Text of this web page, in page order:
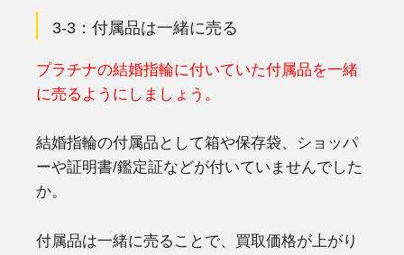
3-3：付属品は一緒に売る
プラチナの結婚指輪に付いていた付属品を一緒
に売るようにしましょう。
結婚指輪の付属品として箱や保存袋、ショッパ
ーや証明書/鑑定証などが付いていませんでした
か。
付属品は一緒に売ることで、買取価格が上がり